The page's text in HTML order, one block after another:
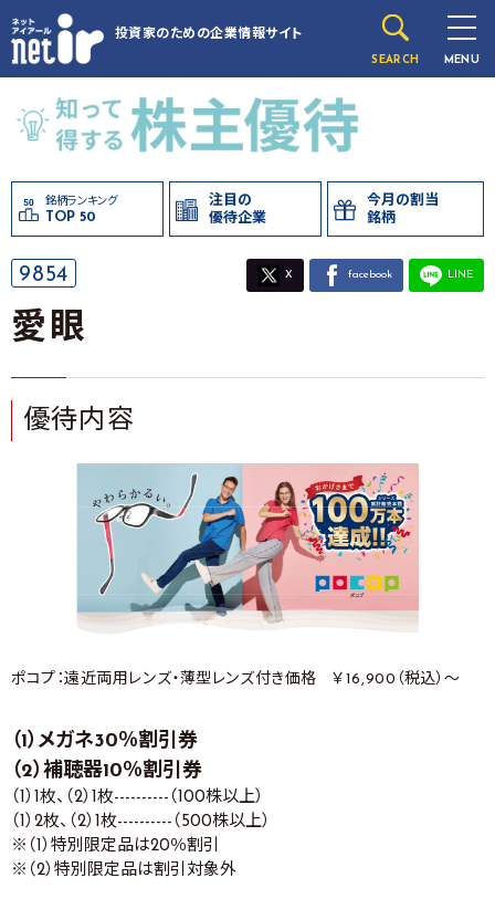
投資家のための企業情報サイト
SEARCH MENU
銘柄ランキング
TOP 50
注目の
優待企業
今月の割当
銘柄
9854 X facebook LINE
愛眼
優待内容
ポコプ：遠近両用レンズ・薄型レンズ付き価格 ￥16,900（税込）～
（1）メガネ30％割引券
（2）補聴器10％割引券
（1）1枚、（2）1枚----------（100株以上）
（1）2枚、（2）1枚----------（500株以上）
※（1）特別限定品は20％割引
※（2）特別限定品は割引対象外